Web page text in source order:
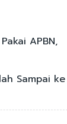
APBN,
Sampai ke